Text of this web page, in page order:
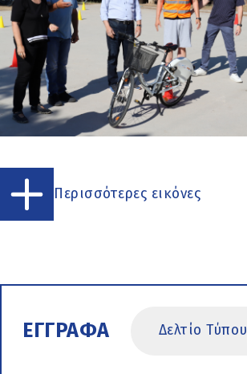
Περισσότερες εικόνες
ΕΓΓΡΑΦΑ Δελτίο Τύπου